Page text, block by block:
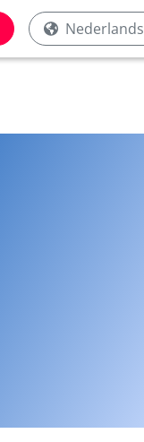
Nederlands